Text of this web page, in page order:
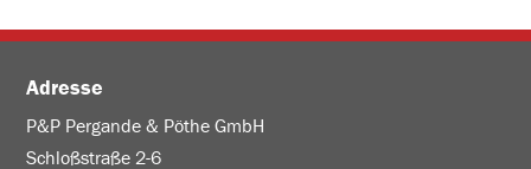
Adresse
P&P Pergande & Pöthe GmbH
Schloßstraße 2-6